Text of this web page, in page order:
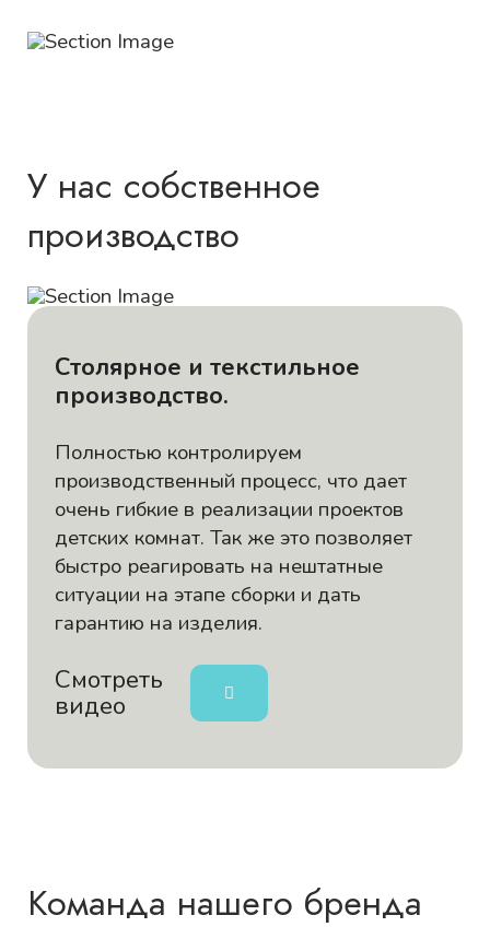
У нас собственное
производство
Столярное и текстильное
производство.
Полностью контролируем
производственный процесс, что дает
очень гибкие в реализации проектов
детских комнат. Так же это позволяет
быстро реагировать на нештатные
ситуации на этапе сборки и дать
гарантию на изделия.
Смотреть
видео
Команда нашего бренда